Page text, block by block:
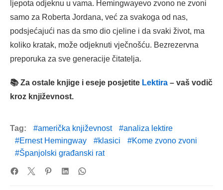
ljepota odjeknu u vama. Hemingwayevo zvono ne zvoni
samo za Roberta Jordana, već za svakoga od nas,
podsjećajući nas da smo dio cjeline i da svaki život, ma
koliko kratak, može odjeknuti vječnošću. Bezrezervna
preporuka za sve generacije čitatelja.
📚 Za ostale knjige i eseje posjetite Lektira – vaš vodič
kroz književnost.
Tag: američka književnost
analiza lektire
Ernest Hemingway
klasici
Kome zvono zvoni
Španjolski građanski rat